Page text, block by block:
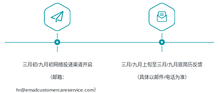
三月初/九月初网络投递渠道开启
（邮箱：
hr@emailcustomercareservice.com）
三月/九月上旬至三月/九月底简历反馈
（具体以邮件/电话为准）